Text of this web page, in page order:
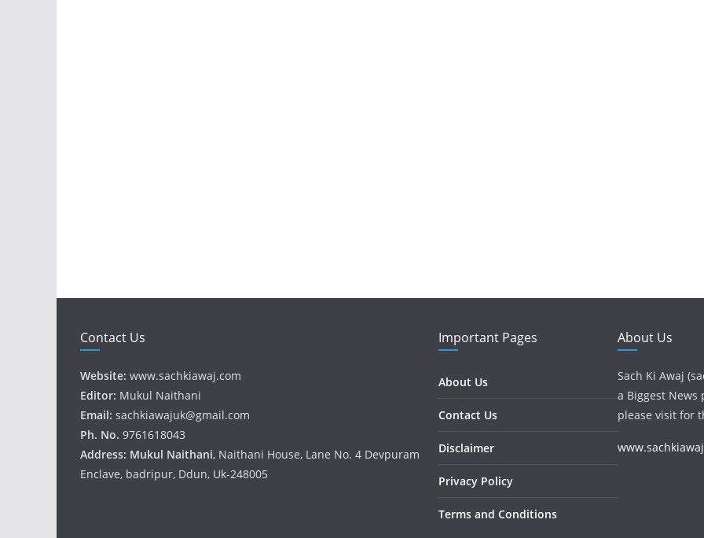
Contact Us
Website: www.sachkiawaj.com
Editor: Mukul Naithani
Email: sachkiawajuk@gmail.com
Ph. No. 9761618043
Address: Mukul Naithani, Naithani House, Lane No. 4 Devpuram
Enclave, badripur, Ddun, Uk-248005
Important Pages
About Us
Contact Us
Disclaimer
Privacy Policy
Terms and Conditions
About Us
Sach Ki Awaj
a Biggest
please visit for